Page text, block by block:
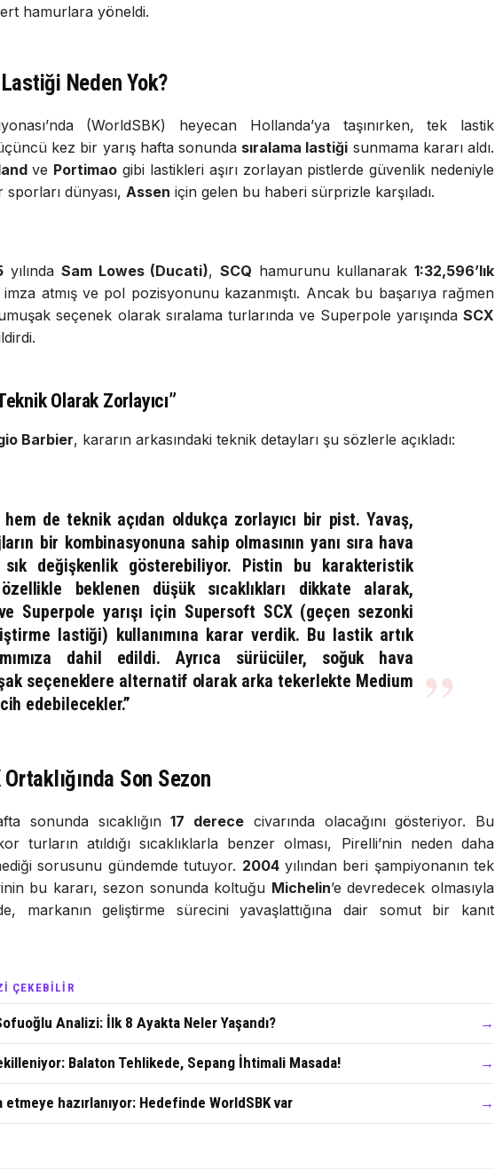
hamurlara yöneldi.
Neden Yok?
(WorldSBK) heyecan Hollanda’ya taşınırken, tek lastik
kez bir yarış hafta sonunda sıralama lastiği sunmama kararı aldı.
ve Portimao gibi lastikleri aşırı zorlayan pistlerde güvenlik nedeniyle
dünyası, Assen için gelen bu haberi sürprizle karşıladı.
yılında Sam Lowes (Ducati), SCQ hamurunu kullanarak1:32,596’lık
atmış ve pol pozisyonunu kazanmıştı. Ancak bu başarıya rağmen
seçenek olarak sıralama turlarında ve Superpole yarışında SCX
Olarak Zorlayıcı”
Barbier, kararın arkasındaki teknik detayları şu sözlerle açıkladı:
hem de teknik açıdan oldukça zorlayıcı bir pist. Yavaş,
bir kombinasyonuna sahip olmasının yanı sıra hava
sık değişkenlik gösterebiliyor. Pistin bu karakteristik
beklenen düşük sıcaklıkları dikkate alarak,
Superpole yarışı için Supersoft SCX(geçen sezonki
lastiği) kullanımına karar verdik. Bu lastik artık
dahil edildi. Ayrıca sürücüler, soğuk hava
seçeneklere alternatif olarak arka tekerlekte Medium
edebilecekler.”
Son Sezon
sonunda sıcaklığın17 derece civarında olacağını gösteriyor. Bu
turların atıldığı sıcaklıklarla benzer olması, Pirelli’nin neden daha
sorusunu gündemde tutuyor. 2004yılından beri şampiyonanın tek
bu kararı, sezon sonunda koltuğu Michelin’e devredecek olmasıyla
markanın geliştirme sürecini yavaşlattığına dair somut bir kanıt
ÇEKEBİLİR
Analizi: İlk 8 Ayakta Neler Yaşandı? →
Balaton Tehlikede, Sepang İhtimali Masada! →
etmeye hazırlanıyor: Hedefinde WorldSBK var →